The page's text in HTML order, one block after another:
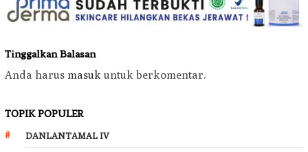
Tinggalkan Balasan
Anda harus masuk untuk berkomentar.
TOPIK POPULER
DANLANTAMAL IV